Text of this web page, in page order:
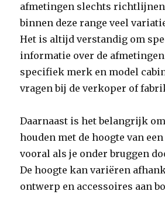
afmetingen slechts
binnen deze range veel
Het is altijd verstandig om
informatie over de afmetingen
specifiek merk en model
vragen bij de verkoper of
Daarnaast is het belangrijk
houden met de hoogte van
vooral als je onder bruggen
De hoogte kan variëren
ontwerp en accessoires aan